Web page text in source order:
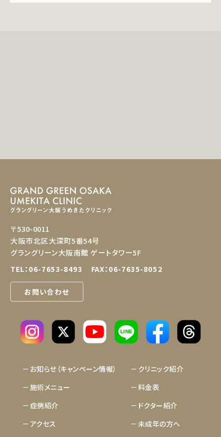
〒530-0011
大阪市北区大深町5番54号
グラングリーン大阪南館 ゲートタワー5F
TEL：06-7653-8493 FAX：06-7635-8052
お問い合わせ
LINE
お知らせ（キャンペーン情報）
クリニック紹介
施術メニュー
料金表
症例紹介
ドクター紹介
アクセス
未成年の方へ